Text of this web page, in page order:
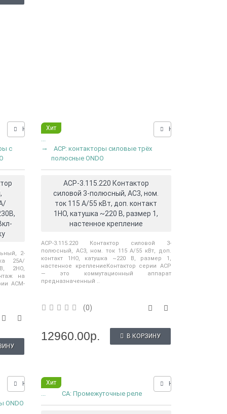
Нашли дешевле?
с
2-
25А/
2НО,
на
ACM-
Хит Нашли дешевле?
...
ACP: контакторы силовые трёх
полюсные ONDO
ACP-3.115.220 Контактор
силовой 3-полюсный, AC3, ном.
ток 115 А/55 кВт, доп. контакт
1НО, катушка ~220 В, размер 1,
настенное крепление
ACP-3.115.220 Контактор силовой 3-
полюсный, AC3, ном. ток 115 А/55 кВт, доп.
контакт 1НО, катушка ~220 В, размер 1,
настенное креплениеКонтактор серии ACP
— это коммутационный аппарат
предназначенный ..
(0)
12960.00р. В КОРЗИНУ
Нашли дешевле?
ONDO
Хит Нашли дешевле?
... CA: Промежуточные реле